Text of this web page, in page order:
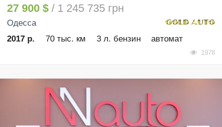
27 900 $ / 1 245 735 грн
Одесса
2017 р.
70 тыс. км 3 л. бензин автомат
1978